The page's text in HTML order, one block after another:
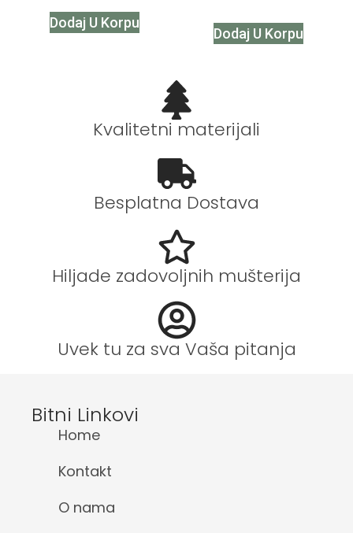
Dodaj U Korpu
Dodaj U Korpu
Kvalitetni materijali
Besplatna Dostava
Hiljade zadovoljnih mušterija
Uvek tu za sva Vaša pitanja
Bitni Linkovi
Home
Kontakt
O nama